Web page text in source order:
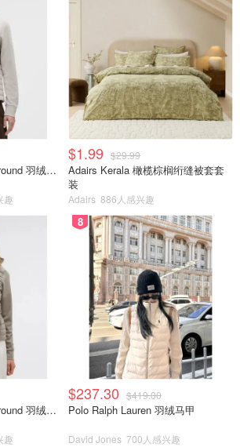
lululemon Down and Around 羽绒夹克
趣
$1.99 $29.99
Adairs Kerala 橄榄棕榈绗缝被套套
装
Adairs 886人感兴趣
lululemon Down and Around 羽绒夹克
趣
8
$237.30 $419.00
Polo Ralph Lauren 羽绒马甲
David Jones 700人感兴趣